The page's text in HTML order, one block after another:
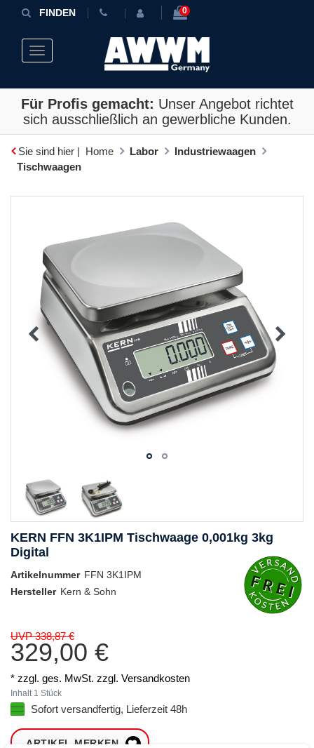
FINDEN 0
Toggle navigation
Für Profis gemacht: Unser Angebot richtet
sich ausschließlich an gewerbliche Kunden.
Sie sind hier | Home Labor
Industriewaagen
Tischwaagen
KERN FFN 3K1IPM Tischwaage 0,001kg 3kg
Digital
Artikelnummer FFN 3K1IPM
Hersteller Kern & Sohn
UVP 338,87 €
329,00 €
* zzgl. ges. MwSt. zzgl. Versandkosten
Inhalt 1 Stück
Sofort versandfertig, Lieferzeit 48h
ARTIKEL MERKEN